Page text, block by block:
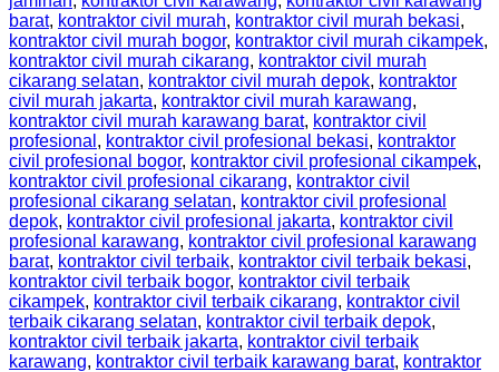
barat, kontraktor civil murah, kontraktor civil murah bekasi,
kontraktor civil murah bogor, kontraktor civil murah cikampek,
kontraktor civil murah cikarang, kontraktor civil murah
cikarang selatan, kontraktor civil murah depok, kontraktor
civil murah jakarta, kontraktor civil murah karawang,
kontraktor civil murah karawang barat, kontraktor civil
profesional , kontraktor civil profesional bekasi, kontraktor
civil profesional bogor, kontraktor civil profesional cikampek,
kontraktor civil profesional cikarang, kontraktor civil
profesional cikarang selatan, kontraktor civil profesional
depok, kontraktor civil profesional jakarta, kontraktor civil
profesional karawang, kontraktor civil profesional karawang
barat, kontraktor civil terbaik, kontraktor civil terbaik bekasi,
kontraktor civil terbaik bogor, kontraktor civil terbaik
cikampek, kontraktor civil terbaik cikarang, kontraktor civil
terbaik cikarang selatan, kontraktor civil terbaik depok,
kontraktor civil terbaik jakarta, kontraktor civil terbaik
karawang, kontraktor civil terbaik karawang barat, kontraktor